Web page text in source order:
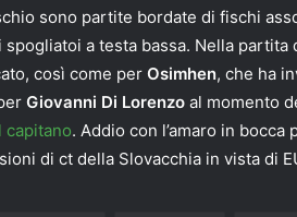
sono partite bordate di fischi
a testa bassa. Nella
così come per Osimhen, che ha
Giovanni Di Lorenzo al momento
capitano. Addio con l’amaro in bocca
di ct della Slovacchia in vista di